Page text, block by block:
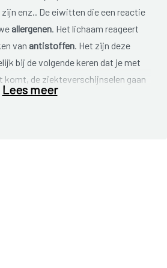
enz.. De eiwitten die een reactie
allergenen. Het lichaam reageert
van antistoffen. Het zijn deze
bij de volgende keren dat je met
komt, de ziekteverschijnselen gaan
Lees meer